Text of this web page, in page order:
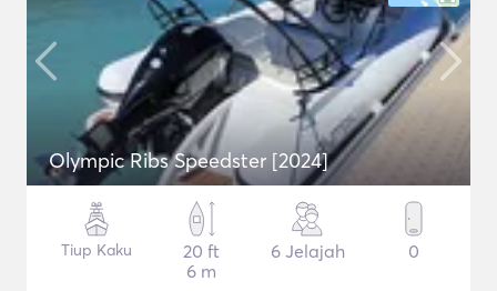
Olympic Ribs Speedster [2024]
Tiup Kaku
20 ft
6 m
6 Jelajah 0